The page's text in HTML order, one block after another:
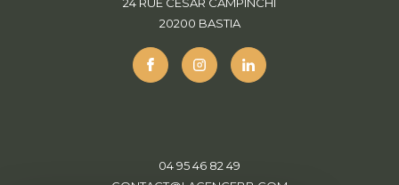
20200
BASTIA
04 95 46 82 49